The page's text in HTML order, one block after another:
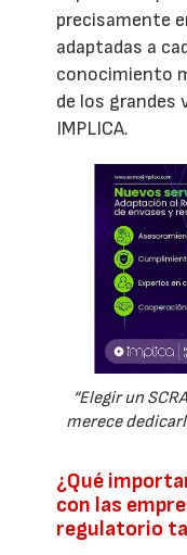
precisamente
adaptadas a
conocimiento
de los grandes
IMPLICA.
“Elegir un
merece
¿Qué
con las
regulatorio